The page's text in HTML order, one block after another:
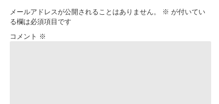
メールアドレスが公開されることはありません。 ※ が付いてい
る欄は必須項目です
コメント ※